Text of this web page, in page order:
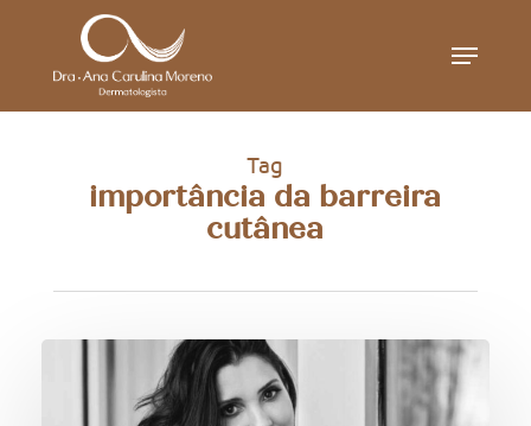
Menu
Tag
importância da barreira
cutânea